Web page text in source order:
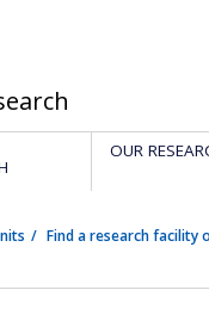
OUR
Find a research facility